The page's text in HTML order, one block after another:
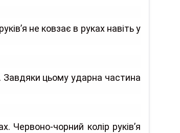
не ковзає в руках навіть у
Завдяки цьому ударна частина
чорний колір руків’я